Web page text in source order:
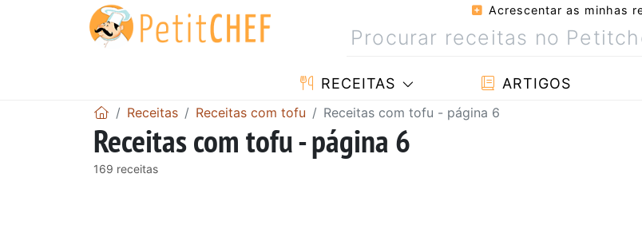
Acrescentar as minhas
RECEITAS ARTIGOS
Receitas Receitas com tofu Receitas com tofu - página 6
Receitas com tofu - página 6
169 receitas